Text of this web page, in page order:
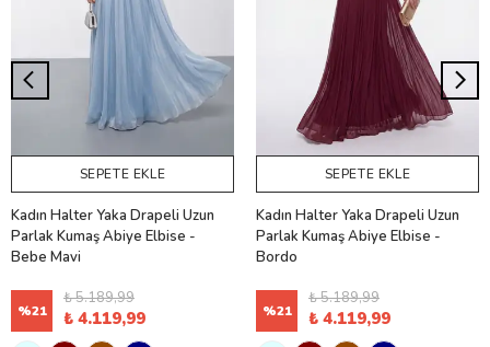
SEPETE EKLE
Kadın Halter Yaka Drapeli Uzun
Parlak Kumaş Abiye Elbise -
Bebe Mavi
%21
₺ 5.189,99
₺ 4.119,99
SEPETE EKLE
Kadın Halter Yaka Drapeli Uzun
Parlak Kumaş Abiye Elbise -
Bordo
%21
₺ 5.189,99
₺ 4.119,99